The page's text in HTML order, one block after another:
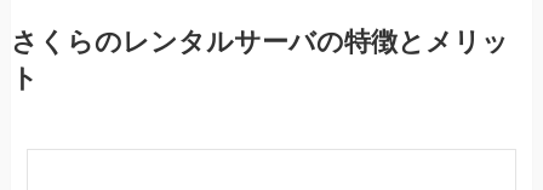
さくらのレンタルサーバの特徴とメリッ
ト